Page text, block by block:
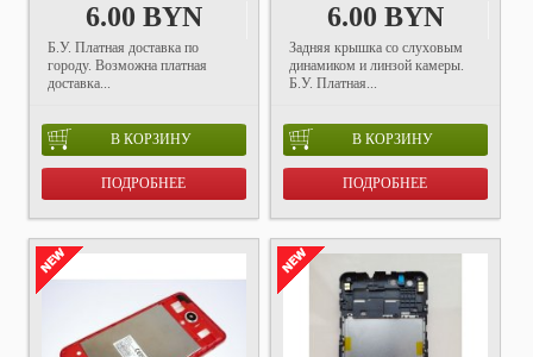
6.00 BYN
Б.У. Платная доставка по
городу. Возможна платная
доставка...
В КОРЗИНУ
ПОДРОБНЕЕ
6.00 BYN
Задняя крышка со слуховым
динамиком и линзой камеры.
Б.У. Платная...
В КОРЗИНУ
ПОДРОБНЕЕ